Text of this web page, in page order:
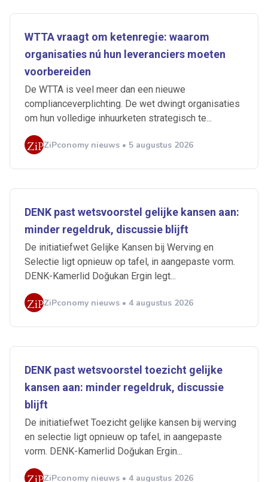
WTTA vraagt om ketenregie: waarom
organisaties nú hun leveranciers moeten
voorbereiden
De WTTA is veel meer dan een nieuwe
complianceverplichting. De wet dwingt organisaties
om hun volledige inhuurketen strategisch te...
ZiPconomy nieuws • 5 augustus 2026
DENK past wetsvoorstel gelijke kansen aan:
minder regeldruk, discussie blijft
De initiatiefwet Gelijke Kansen bij Werving en
Selectie ligt opnieuw op tafel, in aangepaste vorm.
DENK-Kamerlid Doğukan Ergin legt...
ZiPconomy nieuws • 4 augustus 2026
DENK past wetsvoorstel toezicht gelijke
kansen aan: minder regeldruk, discussie
blijft
De initiatiefwet Toezicht gelijke kansen bij werving
en selectie ligt opnieuw op tafel, in aangepaste
vorm. DENK-Kamerlid Doğukan Ergin...
ZiPconomy nieuws • 4 augustus 2026